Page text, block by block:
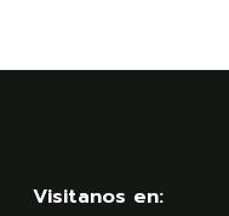
Visitanos en: